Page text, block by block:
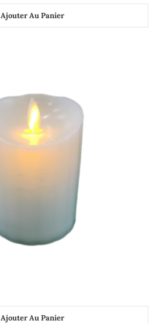
Ajouter Au Panier
Ajouter Au Panier